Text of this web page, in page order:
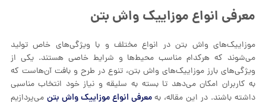
معرفی انواع موزاییک واش بتن
موزاییک‌های واش بتن در انواع مختلف و با ویژگی‌های خاص تولید
می‌شوند که هرکدام مناسب محیط‌ها و شرایط خاصی هستند. یکی از
ویژگی‌های بارز موزاییک‌های واش بتن، تنوع در طرح و بافت آن‌هاست که
به کاربران امکان می‌دهد تا بسته به سلیقه و نیاز خود انتخاب مناسبی
داشته باشند. در این مقاله، بهمعرفی انواع موزاییک واش بتن می‌پردازیم